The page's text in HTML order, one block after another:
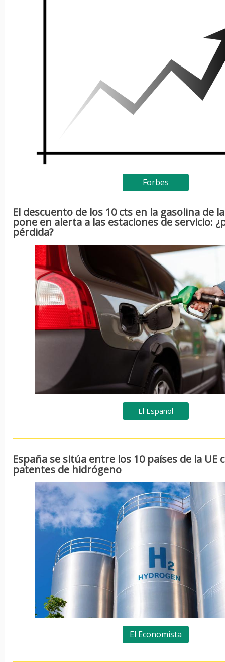
Forbes
El descuento de los 10 cts en la gasolina de
pone en alerta a las estaciones de servicio:
pérdida?
El Español
España se sitúa entre los 10 países de la UE
patentes de hidrógeno
El Economista